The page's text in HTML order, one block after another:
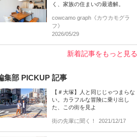
く、家族の住まいの最適解。
cowcamo graph《カウカモグラ
フ》
2026/05/29
新着記事をもっと見る
集部 PICKUP 記事
【＃大塚】人と同じじゃつまらな
い。カラフルな冒険に乗り出し
た、この街を見よ
街の先輩に聞く！ 2021/12/17